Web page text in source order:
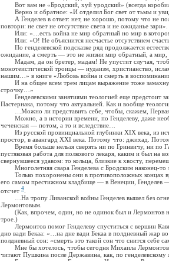
Вот вам не «Бродский, хуй уродский» (всегда
Верно и обратное: «И отделил Бог свет от тьмы и
А Генделев в ответ: нет, не хорошо, потому что не
повтори: не свет не отсутствие света и не ожиданье зари».
Или: «…есть война не мир обратный но мир в котором
Или: «О! Не объяснится несчастье отсутствием
По генделевской подсказке ряд продолжается
ожидание, а смерть — это не жизни мир обратный, а мир, в
Мадам, да он бретер, мадам! Не упустит случая, чтобы
монотеистической троицы — иудаизм, христианство,
нашим…» в книге «Любовь война и смерть в
И на общее всем трем лицам выражение тоже
строчку…»
Генделевскими занятиями теологией еще предстоит
Пастернака, потому что актуальней. Как и вообще
…Можно ли представить себе, чтобы, скажем, Первая
Можно, а в истории времени, по Генделеву, даже
чеченская — потом, а то и вследствие…
Из русской провинциальной глубинки XIX века, из
простор, в авангард XXI века. Потому что: джихад.
Время больше нельзя сверять ни по Гринвичу, ни по
пустяковая работа для полкового лекаря, каким и был на
свернувшееся удавом: то кольца, близкие к хвосту,
Многолетняя свара Генделева с Бродским наконец-то
Только похоронены они в противоположных концах
его самом престижном кладбище — в Венеции, Генделев
отсчет 4
…На тропу Ливанской войны Генделев вышел без
Лермонтовым.
(Как, впрочем, один, но не одинок был и Лермонтов
трое.)
Лермонтов помог Генделеву спуститься с вершин
дно вади Бекаа: «…на дне вади Бекаа в полдневный жар
полдневный сон: «смерть это такой сон что снится себе
Мне бы хотелось, чтобы сегодня Михаила Лермонтова
читают Пушкина после Державина, как, по генделевскому